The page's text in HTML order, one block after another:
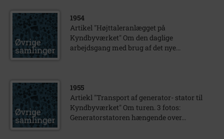
1954
Artikel "Højttaleranlægget på
Kyndbyværket" Om den daglige
arbejdsgang med brug af det nye...
1955
Artiekl "Transport af generator- stator til
Kyndbyværket" Om turen. 3 fotos:
Generatorstatoren hængende over...